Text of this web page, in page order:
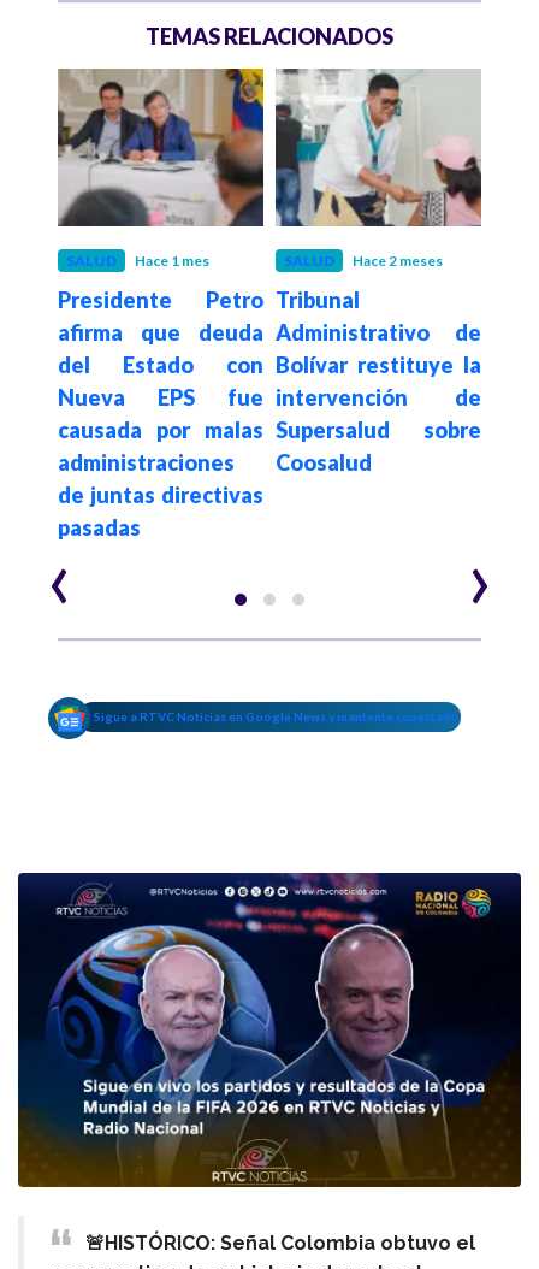
TEMAS RELACIONADOS
SALUD Hace 1 mes
Presidente Petro
afirma que deuda
del Estado con
Nueva EPS fue
causada por malas
administraciones
de juntas directivas
pasadas
SALUD Hace 2 meses
Tribunal
Administrativo de
Bolívar restituye la
intervención de
Supersalud sobre
Coosalud
‹ ›
Sigue a RTVC Noticias en Google News y mantente conectado
🚨HISTÓRICO: Señal Colombia obtuvo el